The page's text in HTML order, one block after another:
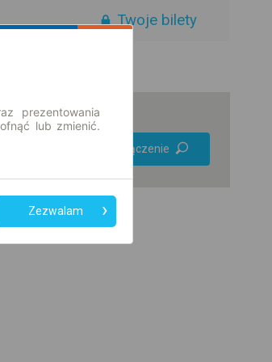
Twoje bilety
Znajdź połączenie
prezentowania
lub zmienić.
Zezwalam